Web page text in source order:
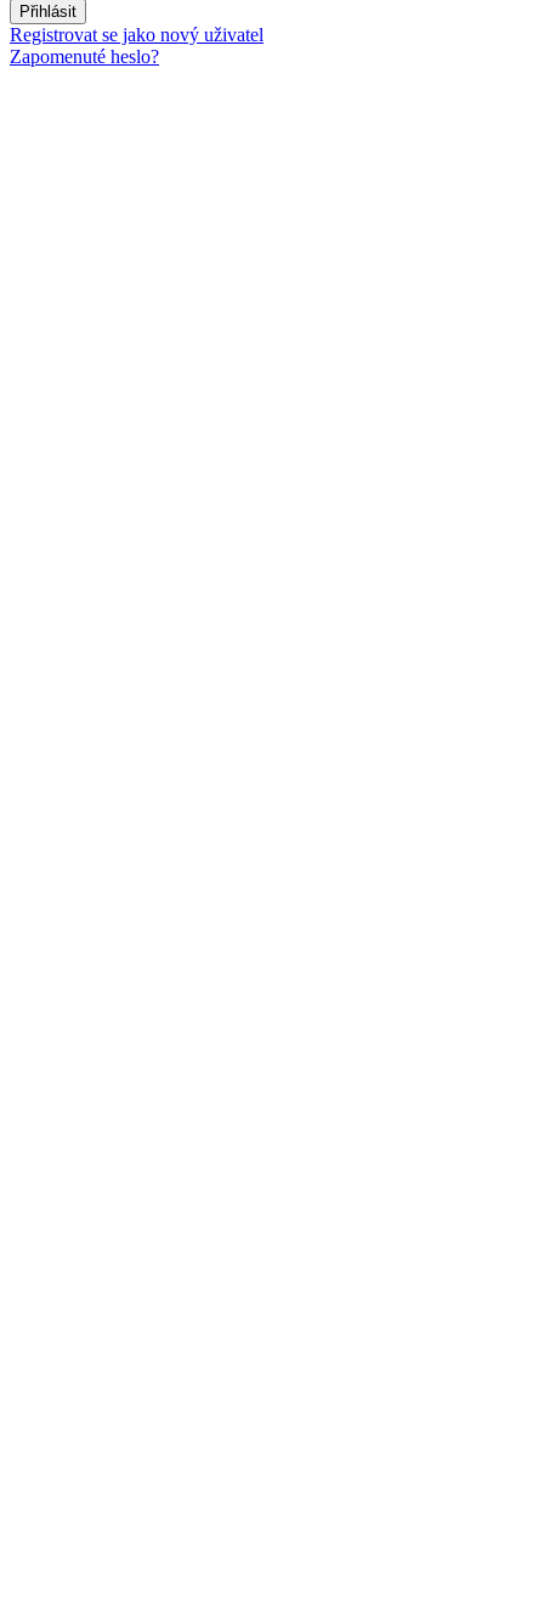
Přihlásit
Registrovat se jako nový uživatel
Zapomenuté heslo?